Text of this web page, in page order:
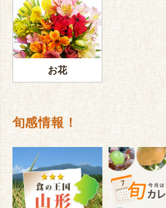
お花
旬感情報！